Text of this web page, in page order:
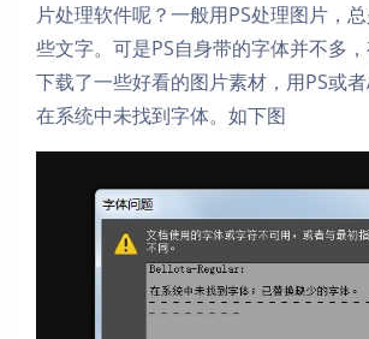
片处理软件呢？一般用PS处理图片，
些文字。可是PS自身带的字体并不多
下载了一些好看的图片素材，用PS或
在系统中未找到字体。如下图